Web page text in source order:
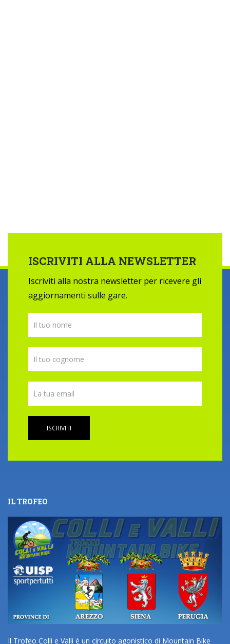
ISCRIVITI ALLA NEWSLETTER
Iscriviti alla nostra newsletter per ricevere gli
aggiornamenti sulle gare.
ISCRIVITI
IL TROFEO
Il Trofeo Colli e Valli è un circuito agonistico di Mountain Bike